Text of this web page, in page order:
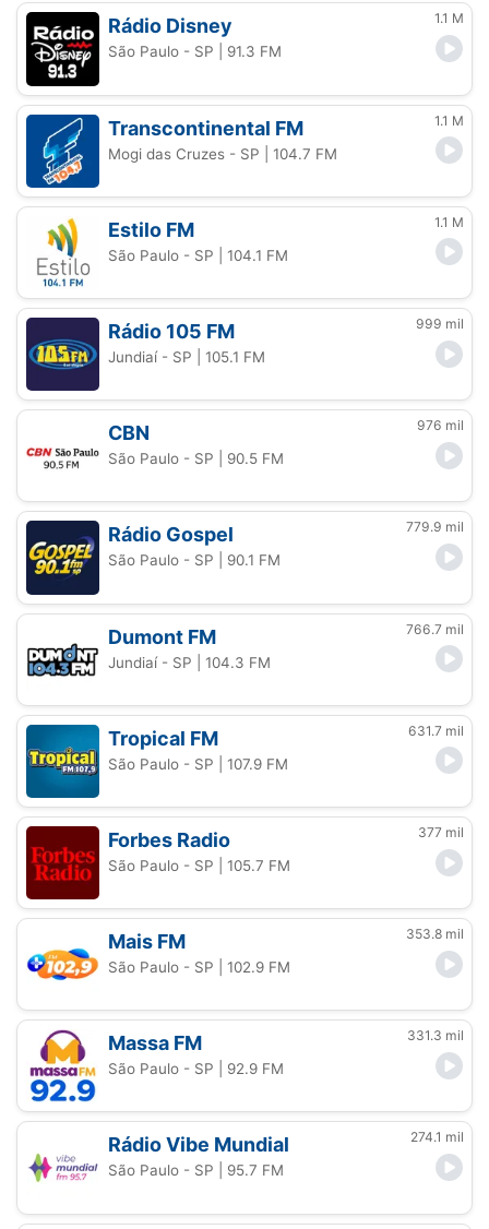
Rádio Disney 1.1 M
São Paulo - SP | 91.3 FM
Transcontinental FM 1.1 M
Mogi das Cruzes - SP | 104.7 FM
Estilo FM 1.1 M
São Paulo - SP | 104.1 FM
Rádio 105 FM 999 mil
Jundiaí - SP | 105.1 FM
CBN 976 mil
São Paulo - SP | 90.5 FM
Rádio Gospel 779.9 mil
São Paulo - SP | 90.1 FM
Dumont FM 766.7 mil
Jundiaí - SP | 104.3 FM
Tropical FM 631.7 mil
São Paulo - SP | 107.9 FM
Forbes Radio 377 mil
São Paulo - SP | 105.7 FM
Mais FM 353.8 mil
São Paulo - SP | 102.9 FM
Massa FM 331.3 mil
São Paulo - SP | 92.9 FM
Rádio Vibe Mundial 274.1 mil
São Paulo - SP | 95.7 FM